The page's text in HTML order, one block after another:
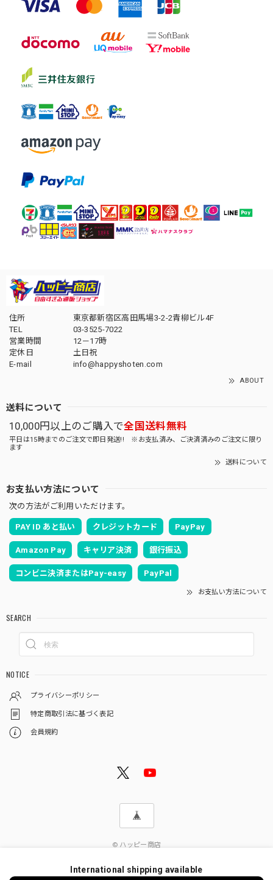
住所
東京都新宿区高田馬場3-2-2青柳ビル4F
TEL
03-3525-7022
営業時間
12－17時
定休日
土日祝
E-mail
info@happyshoten.com
ABOUT
送料について
10,000円以上のご購入で全国送料無料
平日は15時までのご注文で即日発送!! ※お支払済み、ご決済済みのご注文に限り
ます
送料について
お支払い方法について
次の方法がご利用いただけます。
PAY ID あと払い クレジットカード PayPay
Amazon Pay キャリア決済 銀行振込
コンビニ決済またはPay-easy PayPal
お支払い方法について
SEARCH
NOTICE
プライバシーポリシー
特定商取引法に基づく表記
会員規約
© ハッピー商店
International shipping available